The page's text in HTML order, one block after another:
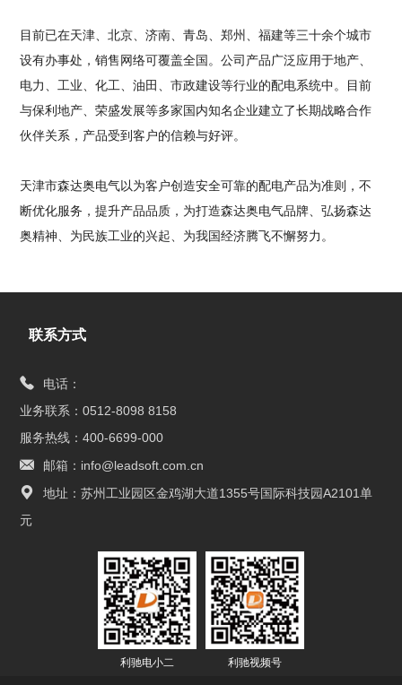
目前已在天津、北京、济南、青岛、郑州、福建等三十余个城市
设有办事处，销售网络可覆盖全国。公司产品广泛应用于地产、
电力、工业、化工、油田、市政建设等行业的配电系统中。目前
与保利地产、荣盛发展等多家国内知名企业建立了长期战略合作
伙伴关系，产品受到客户的信赖与好评。
天津市森达奥电气以为客户创造安全可靠的配电产品为准则，不
断优化服务，提升产品品质，为打造森达奥电气品牌、弘扬森达
奥精神、为民族工业的兴起、为我国经济腾飞不懈努力。
联系方式
电话：
业务联系：0512-8098 8158
服务热线：400-6699-000
邮箱：info@leadsoft.com.cn
地址：苏州工业园区金鸡湖大道1355号国际科技园A2101单
元
利驰电小二 利驰视频号